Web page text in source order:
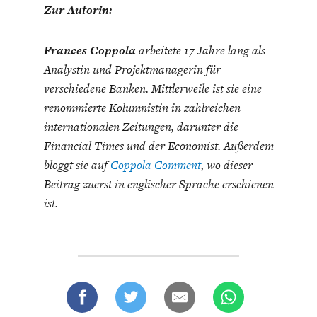
Zur Autorin:
Frances Coppola arbeitete 17 Jahre lang als
Analystin und Projektmanagerin für
verschiedene Banken. Mittlerweile ist sie eine
renommierte Kolumnistin in zahlreichen
internationalen Zeitungen, darunter die
Financial Times und der Economist. Außerdem
bloggt sie aufCoppola Comment, wo dieser
Beitrag zuerst in englischer Sprache erschienen
ist.